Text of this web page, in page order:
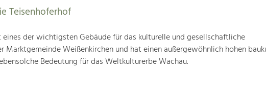
Teisenhoferhof
eines der wichtigsten Gebäude für das kulturelle und gesellschaftliche
Marktgemeinde Weißenkirchen und hat einen außergewöhnlich hohen
Bedeutung für das Weltkulturerbe Wachau.